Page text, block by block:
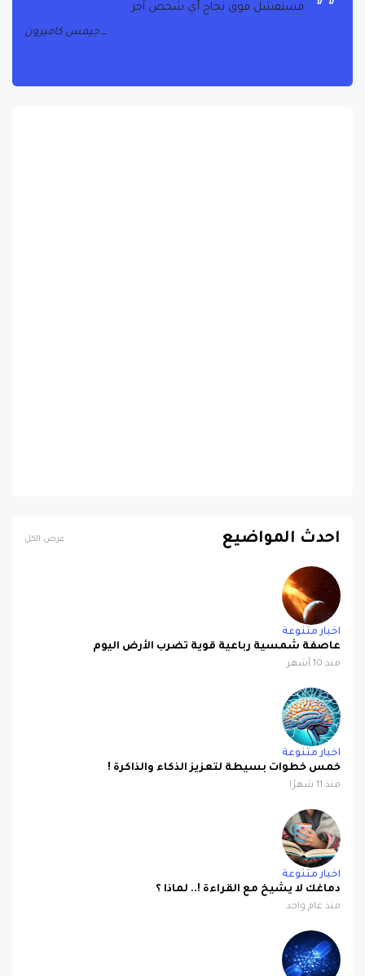
فستفشل فوق نجاح أي شخص آخر
جيمس كاميرون
احدث المواضيع عرض الكل
اخبار متنوعة
عاصفة شمسية رباعية قوية تضرب الأرض اليوم
منذ 10 أشهر
اخبار متنوعة
خمس خطوات بسيطة لتعزيز الذكاء والذاكرة !
منذ 11 شهرًا
اخبار متنوعة
دماغك لا يشيخ مع القراءة !.. لماذا ؟
منذ عام واحد